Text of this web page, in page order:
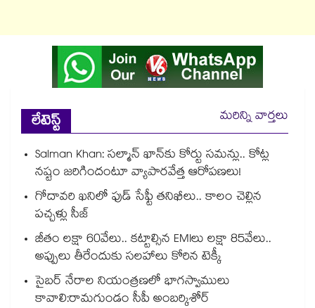
లేటెస్ట్
మరిన్ని వార్తలు
Salman Khan: సల్మాన్ ఖాన్‌కు కోర్టు సమన్లు.. కోట్ల
నష్టం జరిగిందంటూ వ్యాపారవేత్త ఆరోపణలు!
గోదావరి ఖనిలో ఫుడ్ సేఫ్టీ తనిఖీలు.. కాలం చెల్లిన
పచ్చళ్లు సీజ్
జీతం లక్షా 60వేలు.. కట్టాల్సిన EMIలు లక్షా 85వేలు..
అప్పులు తీరేందుకు సలహాలు కోరిన టెక్కీ
సైబర్ నేరాల నియంత్రణలో భాగస్వాములు
కావాలి:రామగుండం సీపీ అంబర్కిశోర్‌‌‌‌‌‌‌‌‌‌‌‌‌‌‌‌